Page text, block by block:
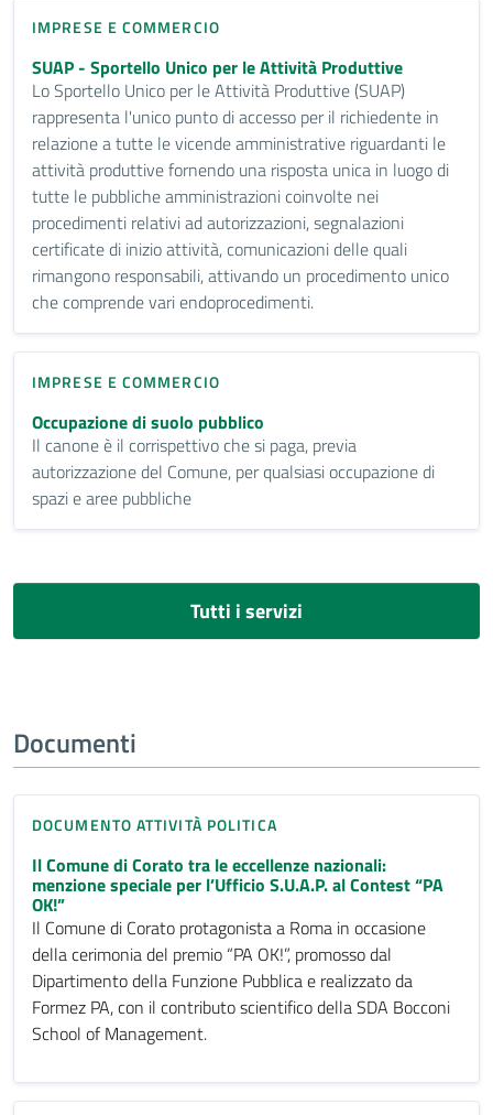
IMPRESE E COMMERCIO
SUAP - Sportello Unico per le Attività Produttive
Lo Sportello Unico per le Attività Produttive (SUAP)
rappresenta l'unico punto di accesso per il richiedente in
relazione a tutte le vicende amministrative riguardanti le
attività produttive fornendo una risposta unica in luogo di
tutte le pubbliche amministrazioni coinvolte nei
procedimenti relativi ad autorizzazioni, segnalazioni
certificate di inizio attività, comunicazioni delle quali
rimangono responsabili, attivando un procedimento unico
che comprende vari endoprocedimenti.
IMPRESE E COMMERCIO
Occupazione di suolo pubblico
Il canone è il corrispettivo che si paga, previa
autorizzazione del Comune, per qualsiasi occupazione di
spazi e aree pubbliche
Tutti i servizi
Documenti
DOCUMENTO ATTIVITÀ POLITICA
Il Comune di Corato tra le eccellenze nazionali:
menzione speciale per l’Ufficio S.U.A.P. al Contest “PA
OK!”
Il Comune di Corato protagonista a Roma in occasione
della cerimonia del premio “PA OK!”, promosso dal
Dipartimento della Funzione Pubblica e realizzato da
Formez PA, con il contributo scientifico della SDA Bocconi
School of Management.